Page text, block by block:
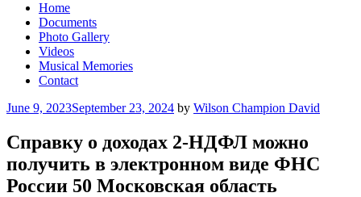
Home
Documents
Photo Gallery
Videos
Musical Memories
Contact
Posted
June 9, 2023September 23, 2024 by Wilson Champion David
Справку о доходах 2-НДФЛ можно
получить в электронном виде ФНС
России 50 Московская область